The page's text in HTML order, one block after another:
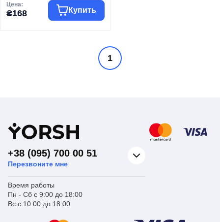
Цена:
₴168 Купить
KOER
Водяной теплый
1
YORSH
+38 (095) 700 00 51
Перезвоните мне
Время работы
Пн - Сб с 9:00 до 18:00
Вс с 10:00 до 18:00